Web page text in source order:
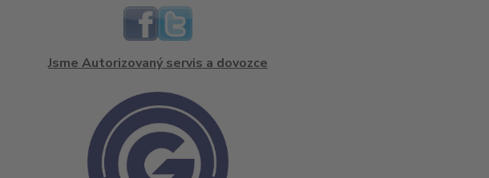
Jsme Autorizovaný servis a dovozce